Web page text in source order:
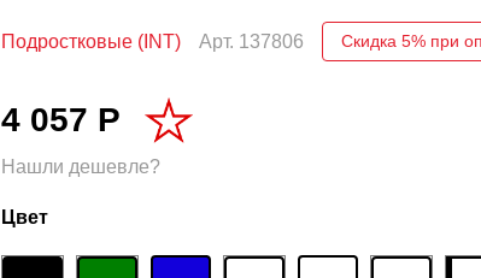
Подростковые (INT) Арт. 137806 Скидка 5% при
4 057 Р
Нашли дешевле?
Цвет